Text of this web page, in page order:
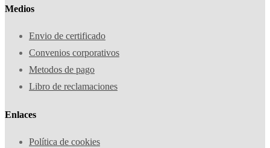
Medios
Envio de certificado
Convenios corporativos
Metodos de pago
Libro de reclamaciones
Enlaces
Política de cookies